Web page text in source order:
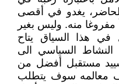
يغدو في أقصى
مفروغا منه. وليس بغير
في هذا السياق يتاح
النشاط السياسي الى
مستقبل أفضل من
معالمه سوف يتطلب